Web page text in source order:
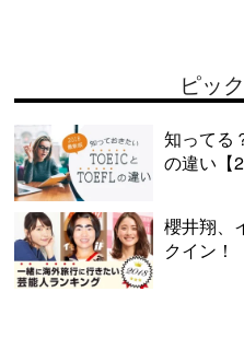
ピッ
知ってる
の違い【
櫻井翔、
クイン！